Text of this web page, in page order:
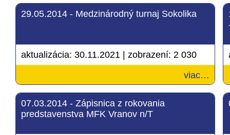
29.05.2014 - Medzinárodný turnaj Sokolika
aktualizácia: 30.11.2021 zobrazení: 2 030
viac…
07.03.2014 - Zápisnica z rokovania
predstavenstva MFK Vranov n/T